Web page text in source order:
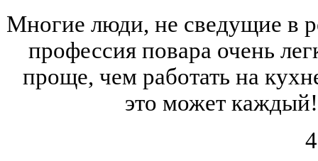
Многие люди, не сведущие в
профессия повара очень
проще, чем работать на
это может